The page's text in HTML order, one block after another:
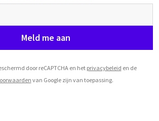
Meld me aan
door reCAPTCHA en het privacybeleid en de
van Google zijn van toepassing.